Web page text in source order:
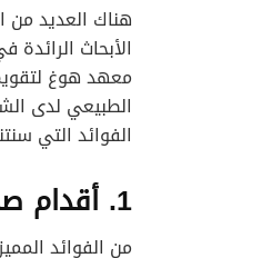
هناك العديد من
الأبحاث
معهد هوغ
الطبيعي لدى
الفوائد التي
1. أقدام صحية وسليمة مع تدليك طبيعي
من الفوائد